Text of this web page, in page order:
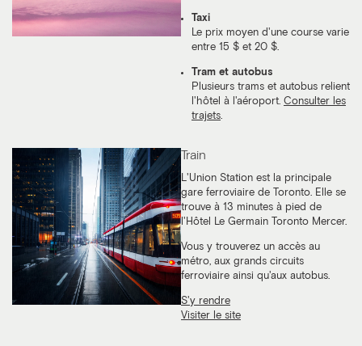
Taxi
Le prix moyen d'une course varie
entre 15 $ et 20 $.
Tram et autobus
Plusieurs trams et autobus relient
l'hôtel à l'aéroport. Consulter les
trajets.
Train
L'Union Station est la principale
gare ferroviaire de Toronto. Elle se
trouve à 13 minutes à pied de
l'Hôtel Le Germain Toronto Mercer.
Vous y trouverez un accès au
métro, aux grands circuits
ferroviaire ainsi qu'aux autobus.
S'y rendre
Visiter le site